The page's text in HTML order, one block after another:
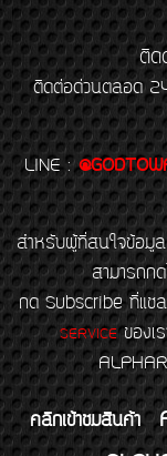
ติดต
ติดต่อด่วนตลอด
LINE :
สำหรับผู้ที่สนใจข้อมู
สามารถก
กด Subscribe ที่แช
SERVICEของเร
คลิกเข้าชมสินค้า